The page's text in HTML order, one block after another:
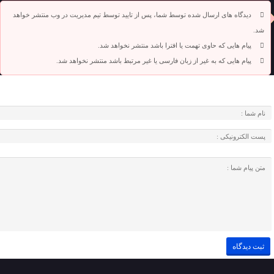
دیدگاه های ارسال شده توسط شما، پس از تایید توسط تیم مدیریت در وب منتشر خواهد
شد.
پیام هایی که حاوی تهمت یا افترا باشد منتشر نخواهد شد.
پیام هایی که به غیر از زبان فارسی یا غیر مرتبط باشد منتشر نخواهد شد.